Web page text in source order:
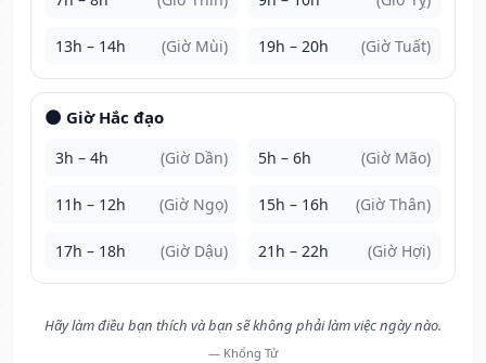
13h – 14h (Giờ Mùi) 19h – 20h (Giờ Tuất)
🌑 Giờ Hắc đạo
3h – 4h (Giờ Dần) 5h – 6h (Giờ Mão)
11h – 12h (Giờ Ngọ) 15h – 16h (Giờ Thân)
17h – 18h (Giờ Dậu) 21h – 22h (Giờ Hợi)
Hãy làm điều bạn thích và bạn sẽ không phải làm việc ngày nào.
— Khổng Tử